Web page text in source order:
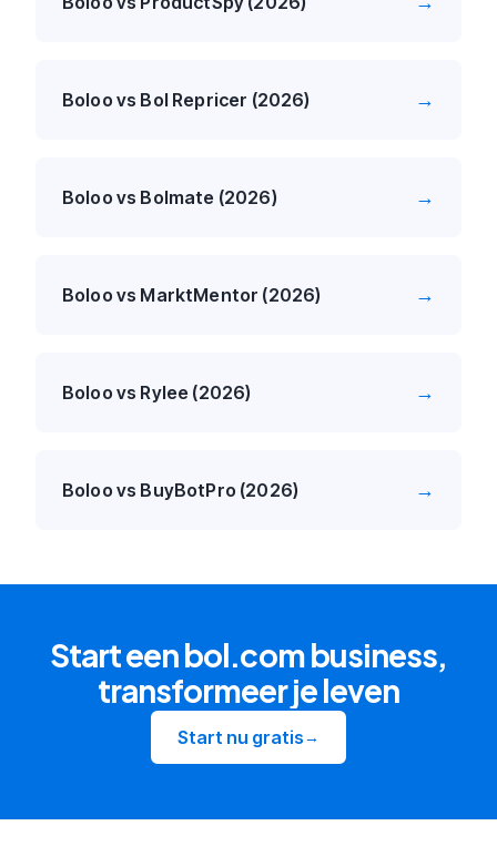
Boloo vs Bol Repricer (2026) →
Boloo vs Bolmate (2026) →
Boloo vs MarktMentor (2026) →
Boloo vs Rylee (2026) →
Boloo vs BuyBotPro (2026) →
Start een bol.com business,
transformeer je leven
Start nu gratis→